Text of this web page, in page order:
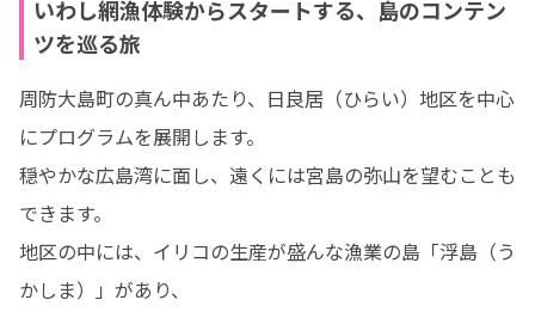
いわし網漁体験からスタートする、島のコンテン
ツを巡る旅
周防大島町の真ん中あたり、日良居（ひらい）地区を中心
にプログラムを展開します。
穏やかな広島湾に面し、遠くには宮島の弥山を望むことも
できます。
地区の中には、イリコの生産が盛んな漁業の島「浮島（う
かしま）」があり、